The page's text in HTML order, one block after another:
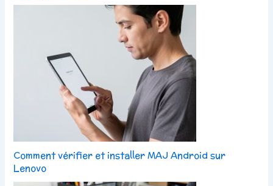
Comment vérifier et installer MAJ Android sur
Lenovo